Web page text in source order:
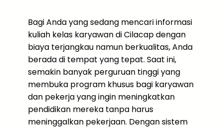
Bagi Anda yang sedang mencari informasi
kuliah kelas karyawan di Cilacap dengan
biaya terjangkau namun berkualitas, Anda
berada di tempat yang tepat. Saat ini,
semakin banyak perguruan tinggi yang
membuka program khusus bagi karyawan
dan pekerja yang ingin meningkatkan
pendidikan mereka tanpa harus
meninggalkan pekerjaan. Dengan sistem